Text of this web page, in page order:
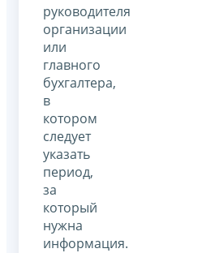
руководителя
организации
или
главного
бухгалтера,
в
котором
следует
указать
период,
за
который
нужна
информация.